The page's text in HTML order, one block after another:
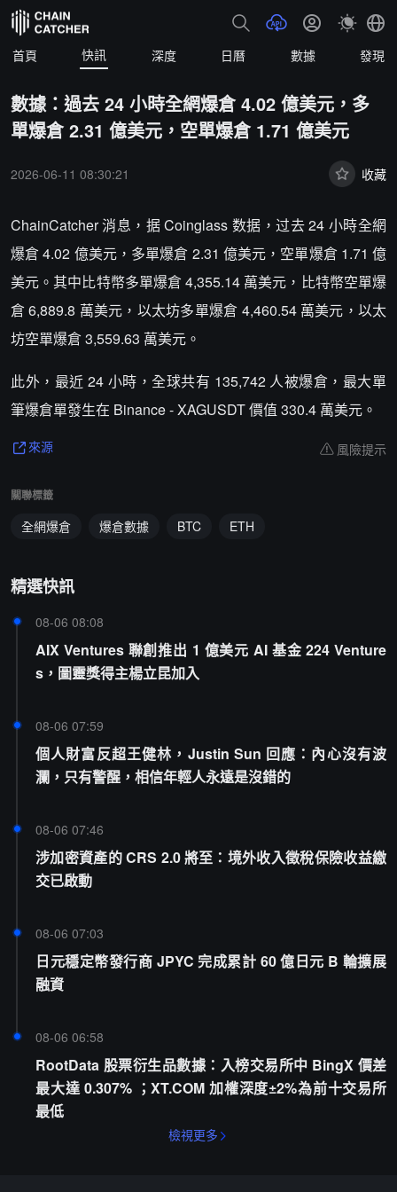
首頁 快訊 深度 日曆 數據 發現
數據：過去 24 小時全網爆倉 4.02 億美元，多
單爆倉 2.31 億美元，空單爆倉 1.71 億美元
2026-06-11 08:30:21 收藏
ChainCatcher 消息，据 Coinglass 数据，过去 24 小時全網
爆倉 4.02 億美元，多單爆倉 2.31 億美元，空單爆倉 1.71 億
美元。其中比特幣多單爆倉 4,355.14 萬美元，比特幣空單爆
倉 6,889.8 萬美元，以太坊多單爆倉 4,460.54 萬美元，以太
坊空單爆倉 3,559.63 萬美元。
此外，最近 24 小時，全球共有 135,742 人被爆倉，最大單
筆爆倉單發生在 Binance - XAGUSDT 價值 330.4 萬美元。
來源 風險提示
關聯標籤
全網爆倉 爆倉數據 BTC ETH
精選快訊
08-06 08:08
AIX Ventures 聯創推出 1 億美元 AI 基金 224 Venture
s，圖靈獎得主楊立昆加入
08-06 07:59
個人財富反超王健林，Justin Sun 回應：內心沒有波
瀾，只有警醒，相信年輕人永遠是沒錯的
08-06 07:46
涉加密資產的 CRS 2.0 將至：境外收入徵稅保險收益繳
交已啟動
08-06 07:03
日元穩定幣發行商 JPYC 完成累計 60 億日元 B 輪擴展
融資
08-06 06:58
RootData 股票衍生品數據：入榜交易所中 BingX 價差
最大達 0.307% ；XT.COM 加權深度±2%為前十交易所
最低
檢視更多